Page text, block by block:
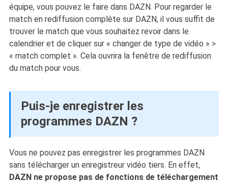
équipe, vous pouvez le faire dans DAZN. Pour regarder le
match en rediffusion complète sur DAZN, il vous suffit de
trouver le match que vous souhaitez revoir dans le
calendrier et de cliquer sur « changer de type de vidéo » >
« match complet ». Cela ouvrira la fenêtre de rediffusion
du match pour vous.
Puis-je enregistrer les
programmes DAZN ?
Vous ne pouvez pas enregistrer les programmes DAZN
sans télécharger un enregistreur vidéo tiers. En effet,
DAZN ne propose pas de fonctions de téléchargement